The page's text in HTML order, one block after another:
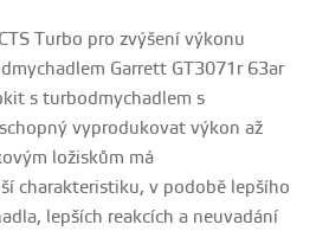
Turbo pro zvýšení výkonu
Garrett GT3071r 63ar
s turbodmychadlem s
vyprodukovat výkon až
ložiskům má
charakteristiku, v podobě lepšího
lepších reakcích a neuvadání